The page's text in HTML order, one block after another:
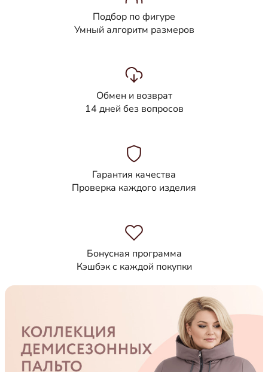
Подбор по фигуре
Умный алгоритм размеров
Обмен и возврат
14 дней без вопросов
Гарантия качества
Проверка каждого изделия
Бонусная программа
Кэшбэк с каждой покупки